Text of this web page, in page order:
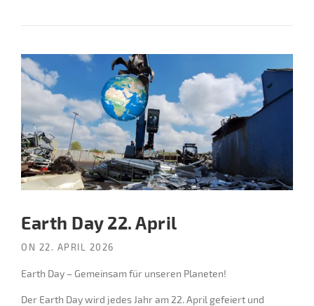
Earth Day 22. April
ON 22. APRIL 2026
Earth Day – Gemeinsam für unseren Planeten!
Der Earth Day wird jedes Jahr am 22. April gefeiert und